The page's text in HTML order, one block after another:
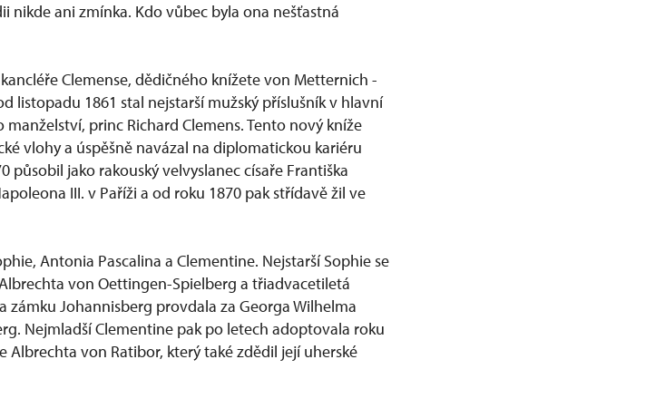
nikde ani zmínka. Kdo vůbec byla ona nešťastná
Clemense, dědičného knížete von Metternich -
listopadu 1861 stal nejstarší mužský příslušník v hlavní
princ Richard Clemens. Tento nový kníže
vlohy a úspěšně navázal na diplomatickou kariéru
působil jako rakouský velvyslanec císaře Františka
III. v Paříži a od roku 1870 pak střídavě žil ve
Antonia Pascalina a Clementine. Nejstarší Sophie se
von Oettingen-Spielberg a třiadvacetiletá
zámku Johannisberg provdala za Georga Wilhelma
Nejmladší Clementine pak po letech adoptovala roku
Albrechta von Ratibor, který také zdědil její uherské